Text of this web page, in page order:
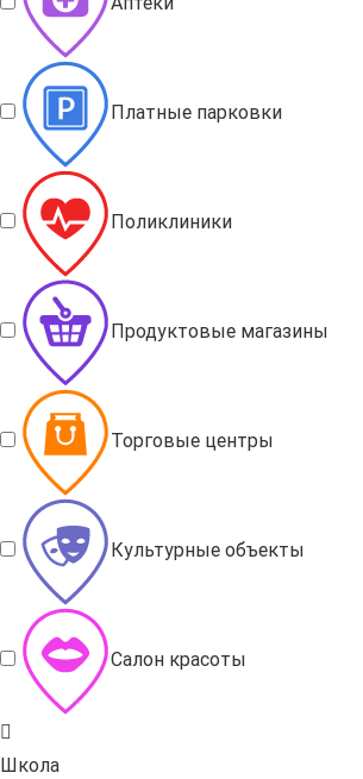
Платные парковки
Поликлиники
Продуктовые магазины
Торговые центры
Культурные объекты
Салон красоты
Школа